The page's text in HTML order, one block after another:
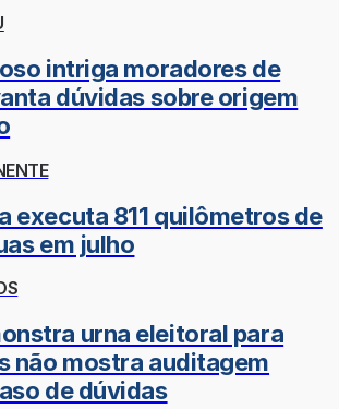
intriga moradores de
dúvidas sobre origem
executa 811 quilômetros de
em julho
urna eleitoral para
não mostra auditagem
de dúvidas